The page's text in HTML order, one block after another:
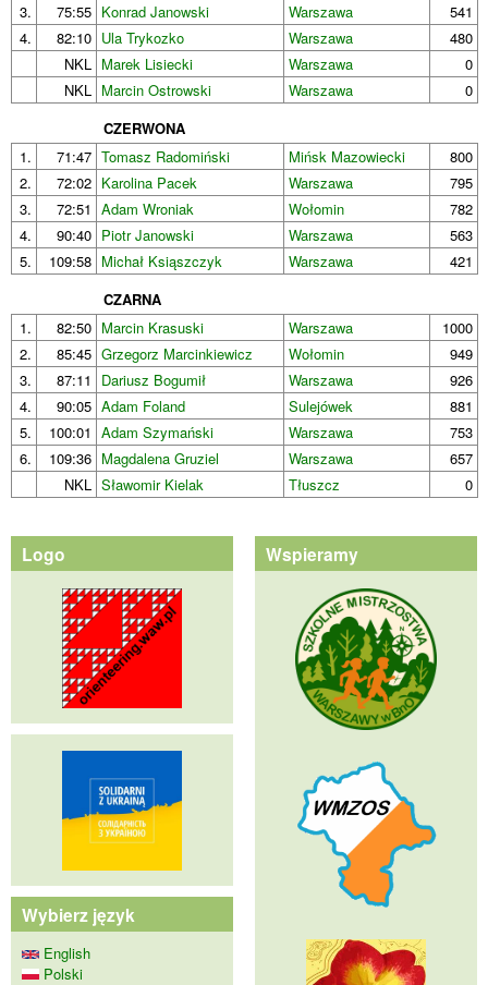
3.
75:55 Konrad Janowski Warszawa
541
4.
82:10 Ula Trykozko Warszawa
480
NKL Marek Lisiecki Warszawa
0
NKL Marcin Ostrowski Warszawa
0
CZERWONA
1.
71:47 Tomasz Radomiński Mińsk Mazowiecki
800
2.
72:02 Karolina Pacek Warszawa
795
3.
72:51 Adam Wroniak Wołomin
782
4.
90:40 Piotr Janowski Warszawa
563
5.
109:58 Michał Ksiąszczyk Warszawa
421
CZARNA
1.
82:50 Marcin Krasuski Warszawa
1000
2.
85:45 Grzegorz Marcinkiewicz Wołomin
949
3.
87:11 Dariusz Bogumił Warszawa
926
4.
90:05 Adam Foland Sulejówek
881
5.
100:01 Adam Szymański Warszawa
753
6.
109:36 Magdalena Gruziel Warszawa
657
NKL Sławomir Kielak Tłuszcz 0
Logo
Wybierz język
English
Polski
Wspieramy